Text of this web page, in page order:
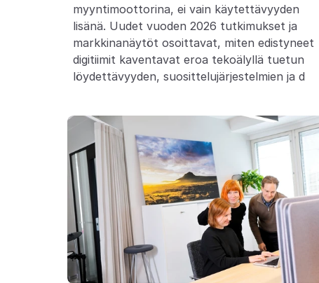
myyntimoottorina, ei vain käytettävyyden
lisänä. Uudet vuoden 2026 tutkimukset ja
markkinanäytöt osoittavat, miten edistyneet
digitiimit kaventavat eroa tekoälyllä tuetun
löydettävyyden, suosittelujärjestelmien ja d